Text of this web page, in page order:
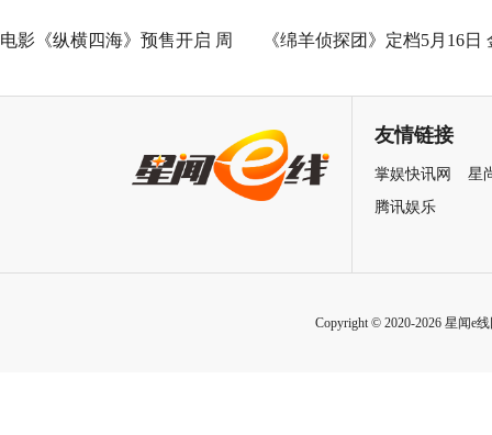
电影《纵横四海》预售开启 周 《绵羊侦探团》定档5月16日
友情链接
掌娱快讯网
星
腾讯娱乐
Copyright © 2020-2026 星闻e